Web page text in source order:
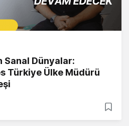
Sanal Dünyalar:
Türkiye Ülke Müdürü